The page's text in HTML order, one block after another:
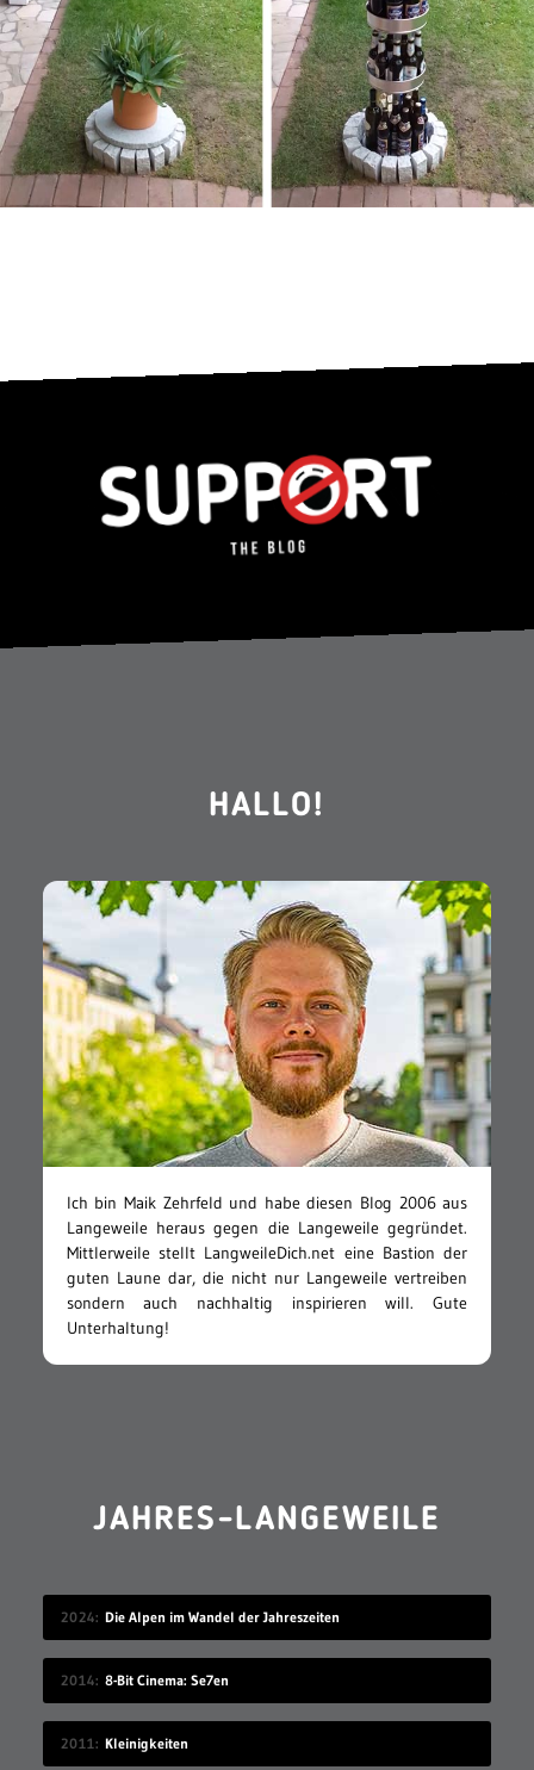
HALLO!
Ich bin Maik Zehrfeld und habe diesen Blog 2006 aus
Langeweile heraus gegen die Langeweile gegründet.
Mittlerweile stellt LangweileDich.net eine Bastion der
guten Laune dar, die nicht nur Langeweile vertreiben
sondern auch nachhaltig inspirieren will. Gute
Unterhaltung!
JAHRES-LANGEWEILE
2024 Die Alpen im Wandel der Jahreszeiten
2014 8-Bit Cinema: Se7en
2011 Kleinigkeiten